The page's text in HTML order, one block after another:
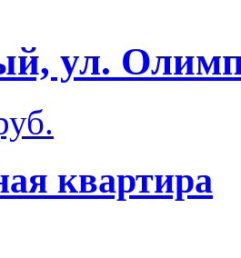
ул.
квартира